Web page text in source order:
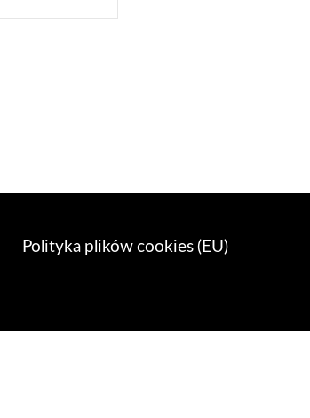
Polityka plików cookies (EU)